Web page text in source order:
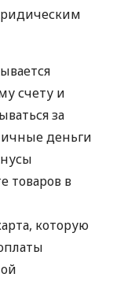
счету и
за
деньги
товаров в
которую